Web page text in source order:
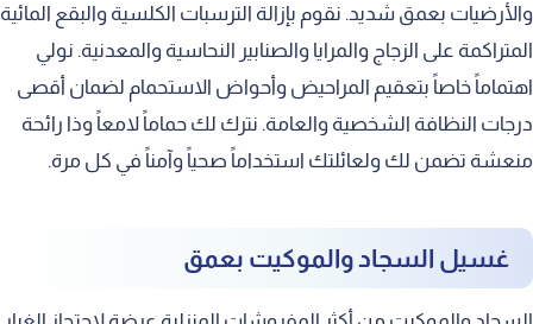
والأرضيات بعمق شديد. نقوم بإزالة الترسبات الكلسية والبقع المائية
المتراكمة على الزجاج والمرايا والصنابير النحاسية والمعدنية. نولي
اهتماماً خاصاً بتعقيم المراحيض وأحواض الاستحمام لضمان أقصى
درجات النظافة الشخصية والعامة. نترك لك حماماً لامعاً وذا رائحة
منعشة تضمن لك ولعائلتك استخداماً صحياً وآمناً في كل مرة.
غسيل السجاد والموكيت بعمق